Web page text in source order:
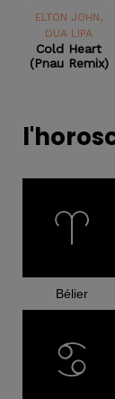
ELTON JOHN,
DUA LIPA
Cold Heart
(pnau Remix)
Bélier